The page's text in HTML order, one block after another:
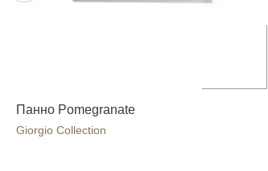
Панно Pomegranate
Giorgio Collection